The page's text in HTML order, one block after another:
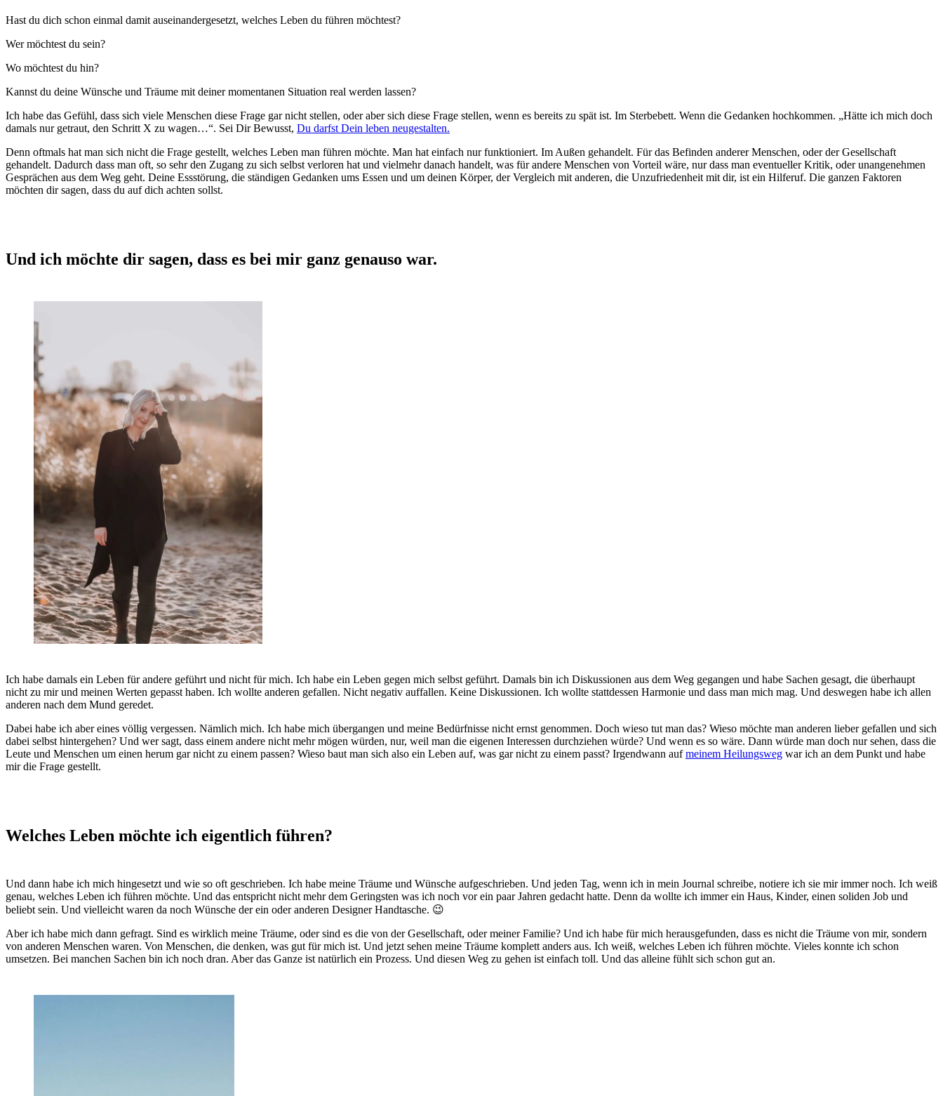
Hast du dich schon einmal damit auseinandergesetzt, welches Leben du führen möchtest?
Wer möchtest du sein?
Wo möchtest du hin?
Kannst du deine Wünsche und Träume mit deiner momentanen Situation real werden lassen?
Ich habe das Gefühl, dass sich viele Menschen diese Frage gar nicht stellen, oder aber sich diese Frage stellen, wenn es bereits zu spät ist. Im Sterbebett. Wenn die Gedanken hochkommen. „Hätte ich mich doch
damals nur getraut, den Schritt X zu wagen…“. Sei Dir Bewusst, Du darfst Dein leben neugestalten.
Denn oftmals hat man sich nicht die Frage gestellt, welches Leben man führen möchte. Man hat einfach nur funktioniert. Im Außen gehandelt. Für das Befinden anderer Menschen, oder der Gesellschaft
gehandelt. Dadurch dass man oft, so sehr den Zugang zu sich selbst verloren hat und vielmehr danach handelt, was für andere Menschen von Vorteil wäre, nur dass man eventueller Kritik, oder unangenehmen
Gesprächen aus dem Weg geht. Deine Essstörung, die ständigen Gedanken ums Essen und um deinen Körper, der Vergleich mit anderen, die Unzufriedenheit mit dir, ist ein Hilferuf. Die ganzen Faktoren
möchten dir sagen, dass du auf dich achten sollst.
Und ich möchte dir sagen, dass es bei mir ganz genauso war.
Ich habe damals ein Leben für andere geführt und nicht für mich. Ich habe ein Leben gegen mich selbst geführt. Damals bin ich Diskussionen aus dem Weg gegangen und habe Sachen gesagt, die überhaupt
nicht zu mir und meinen Werten gepasst haben. Ich wollte anderen gefallen. Nicht negativ auffallen. Keine Diskussionen. Ich wollte stattdessen Harmonie und dass man mich mag. Und deswegen habe ich allen
anderen nach dem Mund geredet.
Dabei habe ich aber eines völlig vergessen. Nämlich mich. Ich habe mich übergangen und meine Bedürfnisse nicht ernst genommen. Doch wieso tut man das? Wieso möchte man anderen lieber gefallen und sich
dabei selbst hintergehen? Und wer sagt, dass einem andere nicht mehr mögen würden, nur, weil man die eigenen Interessen durchziehen würde? Und wenn es so wäre. Dann würde man doch nur sehen, dass die
Leute und Menschen um einen herum gar nicht zu einem passen? Wieso baut man sich also ein Leben auf, was gar nicht zu einem passt? Irgendwann aufmeinem Heilungsweg war ich an dem Punkt und habe
mir die Frage gestellt.
Welches Leben möchte ich eigentlich führen?
Und dann habe ich mich hingesetzt und wie so oft geschrieben. Ich habe meine Träume und Wünsche aufgeschrieben. Und jeden Tag, wenn ich in mein Journal schreibe, notiere ich sie mir immer noch. Ich weiß
genau, welches Leben ich führen möchte. Und das entspricht nicht mehr dem Geringsten was ich noch vor ein paar Jahren gedacht hatte. Denn da wollte ich immer ein Haus, Kinder, einen soliden Job und
beliebt sein. Und vielleicht waren da noch Wünsche der ein oder anderen Designer Handtasche. 😉
Aber ich habe mich dann gefragt. Sind es wirklich meine Träume, oder sind es die von der Gesellschaft, oder meiner Familie? Und ich habe für mich herausgefunden, dass es nicht die Träume von mir, sondern
von anderen Menschen waren. Von Menschen, die denken, was gut für mich ist. Und jetzt sehen meine Träume komplett anders aus. Ich weiß, welches Leben ich führen möchte. Vieles konnte ich schon
umsetzen. Bei manchen Sachen bin ich noch dran. Aber das Ganze ist natürlich ein Prozess. Und diesen Weg zu gehen ist einfach toll. Und das alleine fühlt sich schon gut an.